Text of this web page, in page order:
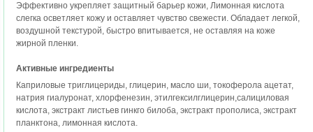
Эффективно укрепляет защитный барьер кожи, Лимонная кислота
слегка осветляет кожу и оставляет чувство свежести. Обладает легкой,
воздушной текстурой, быстро впитывается, не оставляя на коже
жирной пленки.
Активные ингредиенты
Каприловые триглицериды, глицерин, масло ши, токоферола ацетат,
натрия гиалуронат, хлорфенезин, этилгексилглицерин,салициловая
кислота, экстракт листьев гинкго билоба, экстракт прополиса, экстракт
планктона, лимонная кислота.